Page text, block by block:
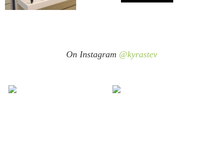
On Instagram @kyrastev